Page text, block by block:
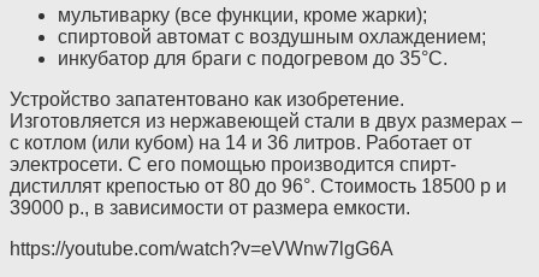
мультиварку (все функции, кроме жарки);
спиртовой автомат с воздушным охлаждением;
инкубатор для браги с подогревом до 35°С.
Устройство запатентовано как изобретение.
Изготовляется из нержавеющей стали в двух размерах –
с котлом (или кубом) на 14 и 36 литров. Работает от
электросети. С его помощью производится спирт-
дистиллят крепостью от 80 до 96°. Стоимость 18500 р и
39000 р., в зависимости от размера емкости.
https://youtube.com/watch?v=eVWnw7lgG6A